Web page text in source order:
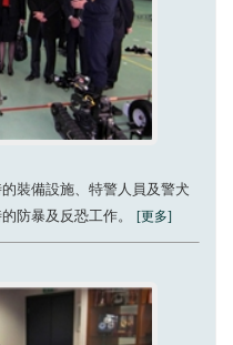
裝備設施、特警人員及警犬
防暴及反恐工作。
[更多]